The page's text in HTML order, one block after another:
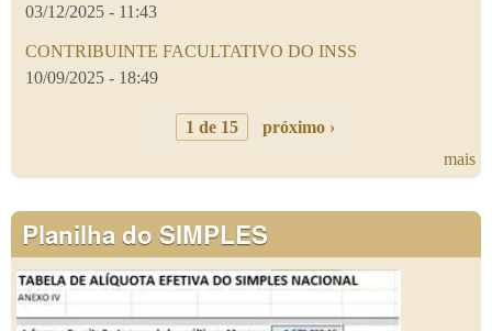
03/12/2025 - 11:43
CONTRIBUINTE FACULTATIVO DO INSS
10/09/2025 - 18:49
1 de 15
próximo ›
mais
Planilha do SIMPLES